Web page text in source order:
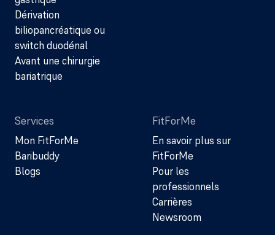
Dérivation
biliopancréatique ou
switch duodénal
Avant une chirurgie
bariatrique
Services
Mon FitForMe
Baribuddy
Blogs
FitForMe
En savoir plus sur
FitForMe
Pour les
professionnels
Carrières
Newsroom